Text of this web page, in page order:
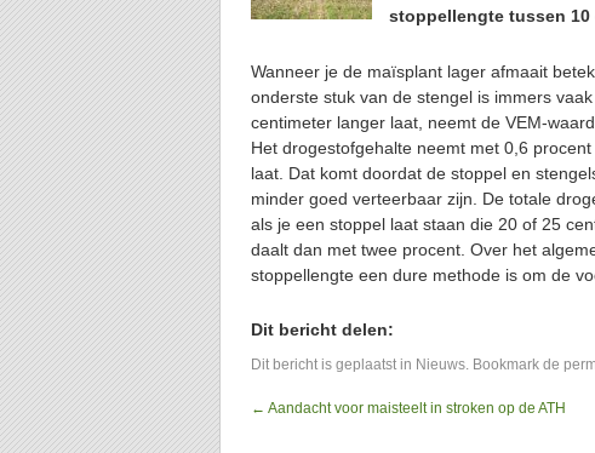
stoppellengte tussen 10
Wanneer je de maïsplant lager afmaait
onderste stuk van de stengel is immers
centimeter langer laat, neemt de VEM-
Het drogestofgehalte neemt met 0,6
laat. Dat komt doordat de stoppel en
minder goed verteerbaar zijn. De totale
als je een stoppel laat staan die 20 of 25
daalt dan met twee procent. Over het
stoppellengte een dure methode is om de
Dit bericht delen:
Dit bericht is geplaatst in Nieuws. Bookmark de
← Aandacht voor maisteelt in stroken op de ATH